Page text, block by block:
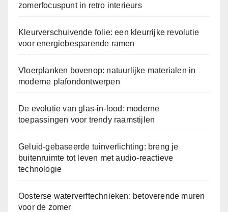
zomerfocuspunt in retro interieurs
Kleurverschuivende folie: een kleurrijke revolutie
voor energiebesparende ramen
Vloerplanken bovenop: natuurlijke materialen in
moderne plafondontwerpen
De evolutie van glas-in-lood: moderne
toepassingen voor trendy raamstijlen
Geluid-gebaseerde tuinverlichting: breng je
buitenruimte tot leven met audio-reactieve
technologie
Oosterse waterverftechnieken: betoverende muren
voor de zomer